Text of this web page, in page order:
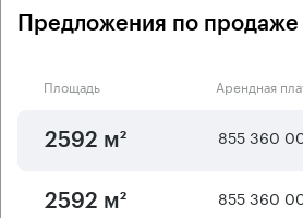
Предложения по продаже
Площадь Арендная
2592 м² 855 360
2592 м² 855 360